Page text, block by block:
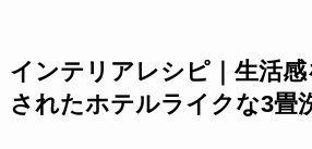
インテリアレシピ｜生活
されたホテルライクな3畳